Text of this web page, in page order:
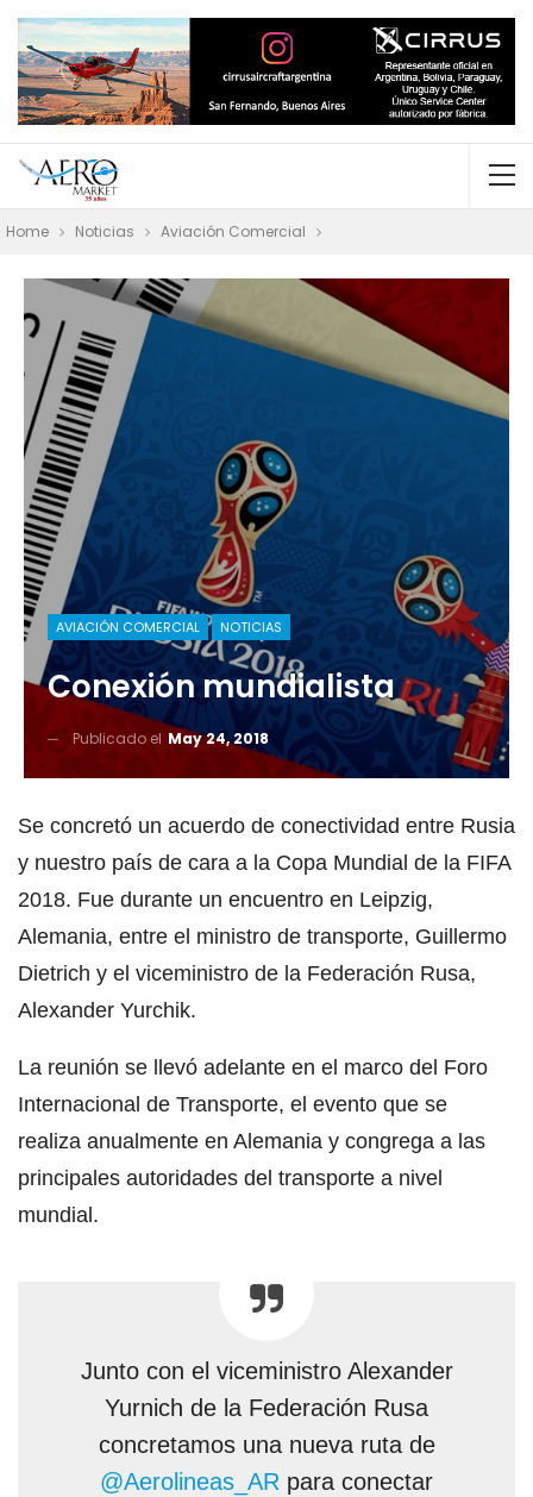
Home Noticias Aviación Comercial
AVIACIÓN COMERCIAL NOTICIAS
Conexión mundialista
Publicado el May 24, 2018
Se concretó un acuerdo de conectividad entre Rusia
y nuestro país de cara a la Copa Mundial de la FIFA
2018. Fue durante un encuentro en Leipzig,
Alemania, entre el ministro de transporte, Guillermo
Dietrich y el viceministro de la Federación Rusa,
Alexander Yurchik.
La reunión se llevó adelante en el marco del Foro
Internacional de Transporte, el evento que se
realiza anualmente en Alemania y congrega a las
principales autoridades del transporte a nivel
mundial.
Junto con el viceministro Alexander
Yurnich de la Federación Rusa
concretamos una nueva ruta de
@Aerolineas_AR para conectar